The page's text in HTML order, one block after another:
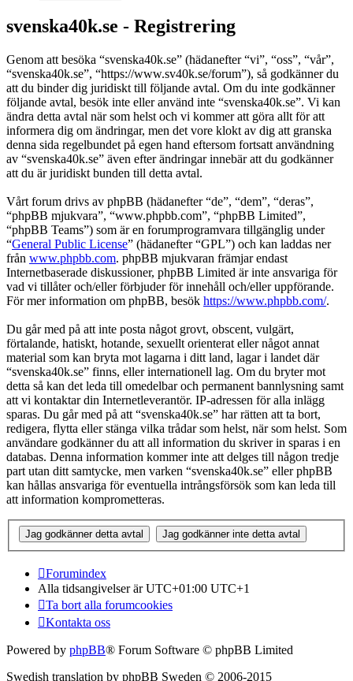
svenska40k.se - Registrering
Genom att besöka “svenska40k.se” (hädanefter “vi”, “oss”, “vår”,
“svenska40k.se”, “https://www.sv40k.se/forum”), så godkänner du
att du binder dig juridiskt till följande avtal. Om du inte godkänner
följande avtal, besök inte eller använd inte “svenska40k.se”. Vi kan
ändra detta avtal när som helst och vi kommer att göra allt för att
informera dig om ändringar, men det vore klokt av dig att granska
denna sida regelbundet på egen hand eftersom fortsatt användning
av “svenska40k.se” även efter ändringar innebär att du godkänner
att du är juridiskt bunden till detta avtal.
Vårt forum drivs av phpBB (hädanefter “de”, “dem”, “deras”,
“phpBB mjukvara”, “www.phpbb.com”, “phpBB Limited”,
“phpBB Teams”) som är en forumprogramvara tillgänglig under
“General Public License” (hädanefter “GPL”) och kan laddas ner
från www.phpbb.com. phpBB mjukvaran främjar endast
Internetbaserade diskussioner, phpBB Limited är inte ansvariga för
vad vi tillåter och/eller förbjuder för innehåll och/eller uppförande.
För mer information om phpBB, besök https://www.phpbb.com/.
Du går med på att inte posta något grovt, obscent, vulgärt,
förtalande, hatiskt, hotande, sexuellt orienterat eller något annat
material som kan bryta mot lagarna i ditt land, lagar i landet där
“svenska40k.se” finns, eller internationell lag. Om du bryter mot
detta så kan det leda till omedelbar och permanent bannlysning samt
att vi kontaktar din Internetleverantör. IP-adressen för alla inlägg
sparas. Du går med på att “svenska40k.se” har rätten att ta bort,
redigera, flytta eller stänga vilka trådar som helst, när som helst. Som
användare godkänner du att all information du skriver in sparas i en
databas. Denna information kommer inte att delges till någon tredje
part utan ditt samtycke, men varken “svenska40k.se” eller phpBB
kan hållas ansvariga för eventuella intrångsförsök som kan leda till
att information komprometteras.
Forumindex
Alla tidsangivelser är UTC+01:00 UTC+1
Ta bort alla forumcookies
Kontakta oss
Powered by phpBB® Forum Software © phpBB Limited
Swedish translation by phpBB Sweden © 2006-2015